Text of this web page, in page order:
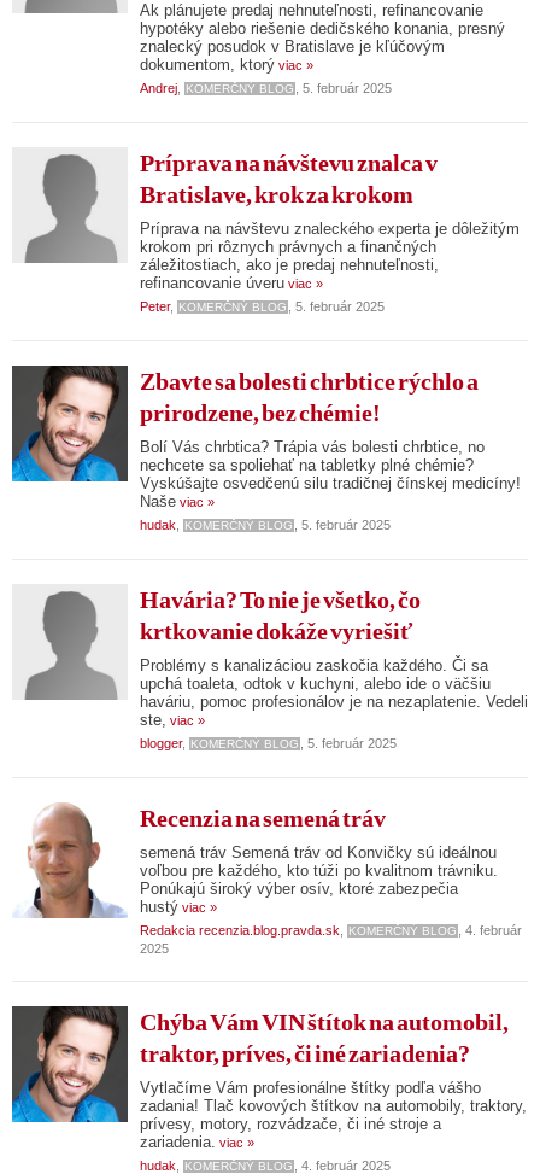
Ak plánujete predaj nehnuteľnosti, refinancovanie
hypotéky alebo riešenie dedičského konania, presný
znalecký posudok v Bratislave je kľúčovým
dokumentom, ktorý viac »
Andrej
KOMERČNÝ BLOG , 5. február 2025
Príprava na návštevu znalca v
Bratislave, krok za krokom
Príprava na návštevu znaleckého experta je dôležitým
krokom pri rôznych právnych a finančných
záležitostiach, ako je predaj nehnuteľnosti,
refinancovanie úveru viac »
Peter, KOMERČNÝ BLOG , 5. február 2025
Zbavte sa bolesti chrbtice rýchlo a
prirodzene, bez chémie!
Bolí Vás chrbtica? Trápia vás bolesti chrbtice, no
nechcete sa spoliehať na tabletky plné chémie?
Vyskúšajte osvedčenú silu tradičnej čínskej medicíny!
Naše viac »
hudak
KOMERČNÝ BLOG , 5. február 2025
Havária? To nie je všetko, čo
krtkovanie dokáže vyriešiť
Problémy s kanalizáciou zaskočia každého. Či sa
upchá toaleta, odtok v kuchyni, alebo ide o väčšiu
haváriu, pomoc profesionálov je na nezaplatenie. Vedeli
ste, viac »
blogger, KOMERČNÝ BLOG , 5. február 2025
Recenzia na semená tráv
semená tráv Semená tráv od Konvičky sú ideálnou
voľbou pre každého, kto túži po kvalitnom trávniku.
Ponúkajú široký výber osív, ktoré zabezpečia
hustý viac »
Redakcia recenzia.blog.pravda.sk
KOMERČNÝ BLOG
, 4. február
2025
Chýba Vám VIN štítok na automobil,
traktor, príves, či iné zariadenia?
Vytlačíme Vám profesionálne štítky podľa vášho
zadania! Tlač kovových štítkov na automobily, traktory,
prívesy, motory, rozvádzače, či iné stroje a
zariadenia. viac »
hudak
KOMERČNÝ BLOG , 4. február 2025